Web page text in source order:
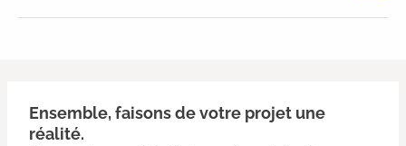
Ensemble, faisons de votre projet une
réalité.